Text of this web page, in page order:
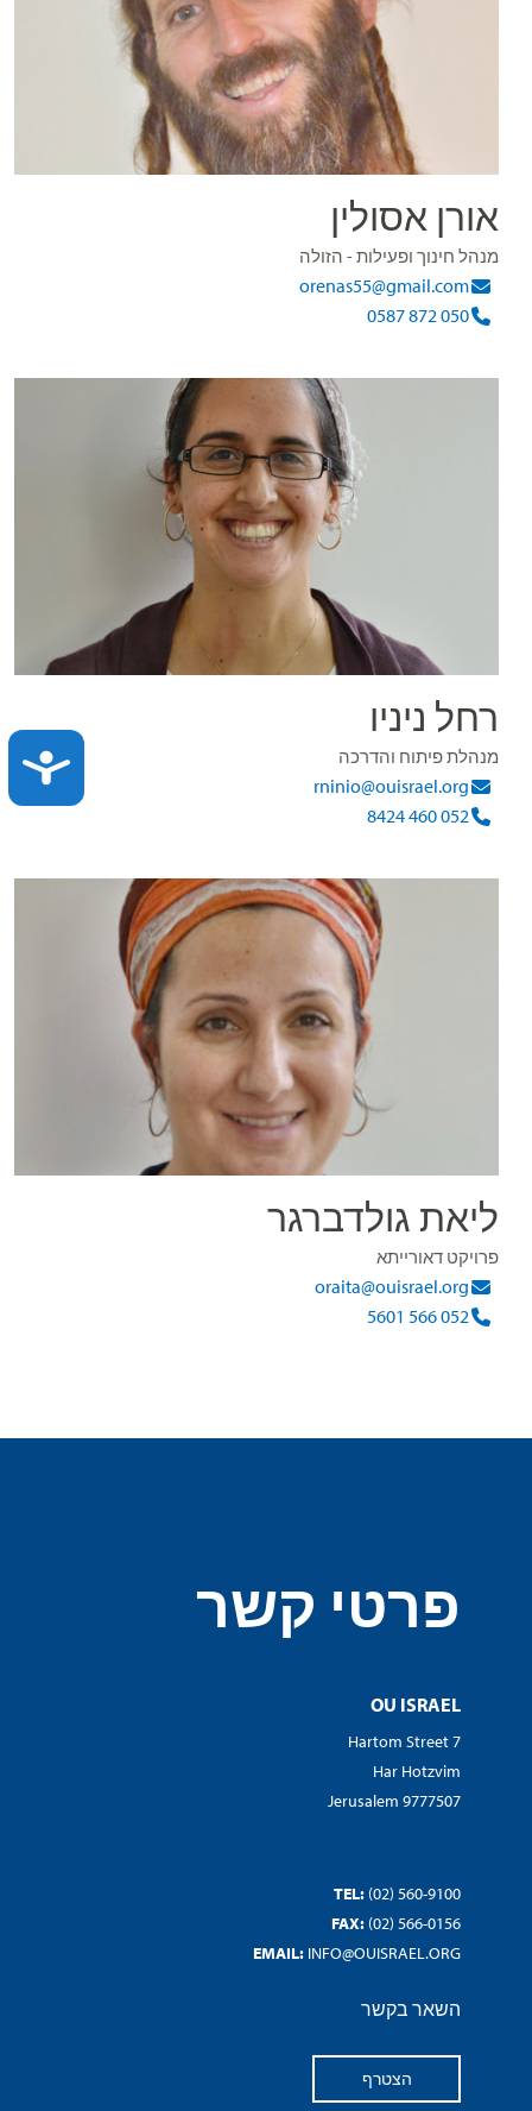
ACCESSIBILITY
אורן אסולין
מנהל חינוך ופעילות - הזולה
orenas55@gmail.com
050 872 0587
רחל ניניו
מנהלת פיתוח והדרכה
rninio@ouisrael.org
052 460 8424
ליאת גולדברגר
פרויקט דאורייתא
oraita@ouisrael.org
052 566 5601
פרטי קשר
OU ISRAEL
7 Hartom Street
Har Hotzvim
Jerusalem 9777507
TEL: (02) 560-9100
FAX: (02) 566-0156
EMAIL: INFO@OUISRAEL.ORG
השאר בקשר
הצטרף